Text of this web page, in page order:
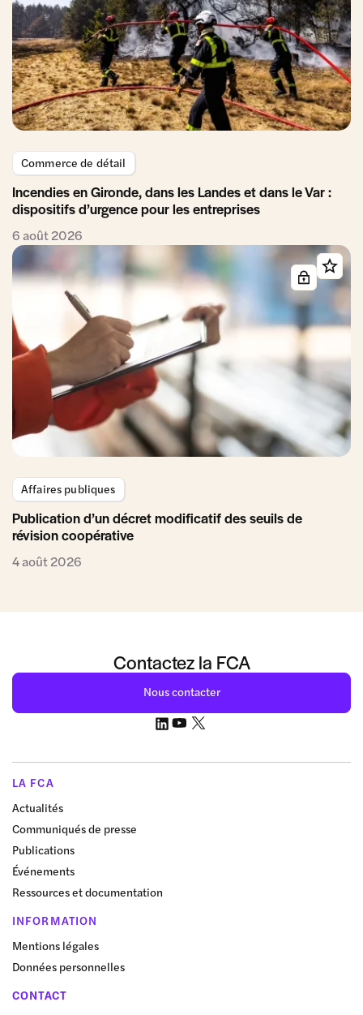
Commerce de détail
Incendies en Gironde, dans les Landes et dans le Var :
dispositifs d’urgence pour les entreprises
6 août 2026
Affaires publiques
Publication d’un décret modificatif des seuils de
révision coopérative
4 août 2026
Contactez la FCA
Nous contacter
LA FCA
Actualités
Communiqués de presse
Publications
Événements
Ressources et documentation
INFORMATION
Mentions légales
Données personnelles
CONTACT